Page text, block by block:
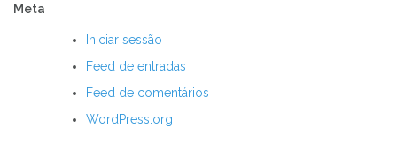
Meta
Iniciar sessão
Feed de entradas
Feed de comentários
WordPress.org